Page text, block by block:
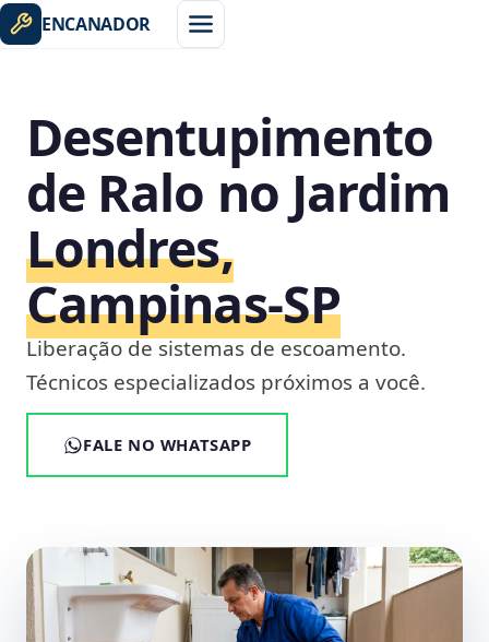
ENCANADOR
Desentupimento
de Ralo no Jardim
Londres,
Campinas‑SP
Liberação de sistemas de escoamento.
Técnicos especializados próximos a você.
FALE NO WHATSAPP